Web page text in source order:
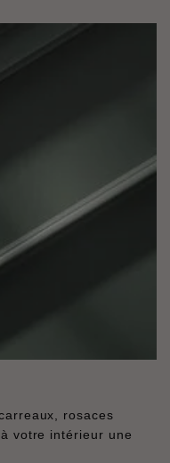
rosaces
votre intérieur une